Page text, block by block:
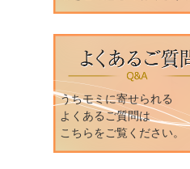
うちモミに寄せられる
よくあるご質問は
こちらをご覧ください。